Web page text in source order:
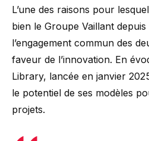
L’une des raisons pour
bien le Groupe Vaillant
l’engagement commun des
faveur de l’innovation. En
Library, lancée en janvier
le potentiel de ses modèles
projets.